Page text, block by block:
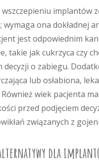
wszczepieniu implantów
wymaga ona dokładnej
jest odpowiednim
takie jak cukrzyca czy
decyzji o zabiegu.
lub osłabiona,
wiek pacjenta
przed podjęciem
związanych z
dla